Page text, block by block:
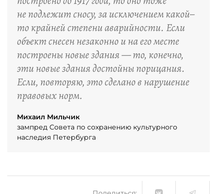
не подлежит сносу, за исключением какой–
то крайней степени аварийности. Если
объект снесен незаконно и на его месте
построены новые здания — то, конечно,
эти новые здания достойны порицания.
Если, повторяю, это сделано в нарушение
правовых норм.
Михаил Мильчик
зампред Совета по сохранению культурного
наследия Петербурга